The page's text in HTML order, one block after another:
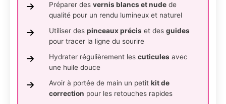
Préparer desvernis blancs et nude de
qualité pour un rendu lumineux et naturel
Utiliser despinceaux précis et desguides
pour tracer la ligne du sourire
Hydrater régulièrement lescuticules avec
une huile douce
Avoir à portée de main un petitkit de
correction pour les retouches rapides